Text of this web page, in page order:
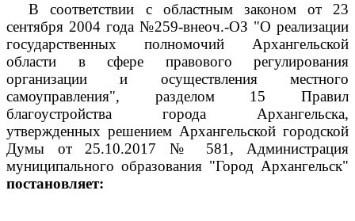
В соответствии с областным законом от 23
сентября 2004 года №259-внеоч.-ОЗ "О реализации
государственных полномочий Архангельской
области в сфере правового регулирования
организации и осуществления местного
самоуправления", разделом 15 Правил
благоустройства города Архангельска,
утвержденных решением Архангельской городской
Думы от 25.10.2017 № 581, Администрация
муниципального образования "Город Архангельск"
постановляет: